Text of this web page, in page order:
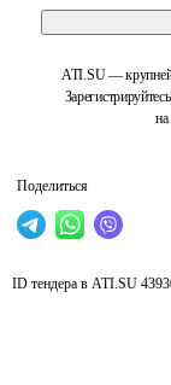
ATI.SU —
на
Поделиться
ID тендера в ATI.SU